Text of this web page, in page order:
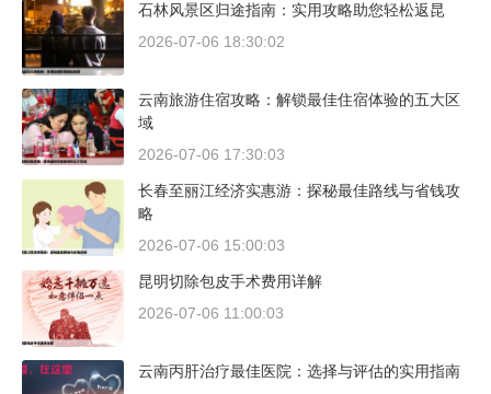
石林风景区归途指南：实用攻略助您轻松返昆
2026-07-06 18:30:02
云南旅游住宿攻略：解锁最佳住宿体验的五大区
域
2026-07-06 17:30:03
长春至丽江经济实惠游：探秘最佳路线与省钱攻
略
2026-07-06 15:00:03
昆明切除包皮手术费用详解
2026-07-06 11:00:03
云南丙肝治疗最佳医院：选择与评估的实用指南